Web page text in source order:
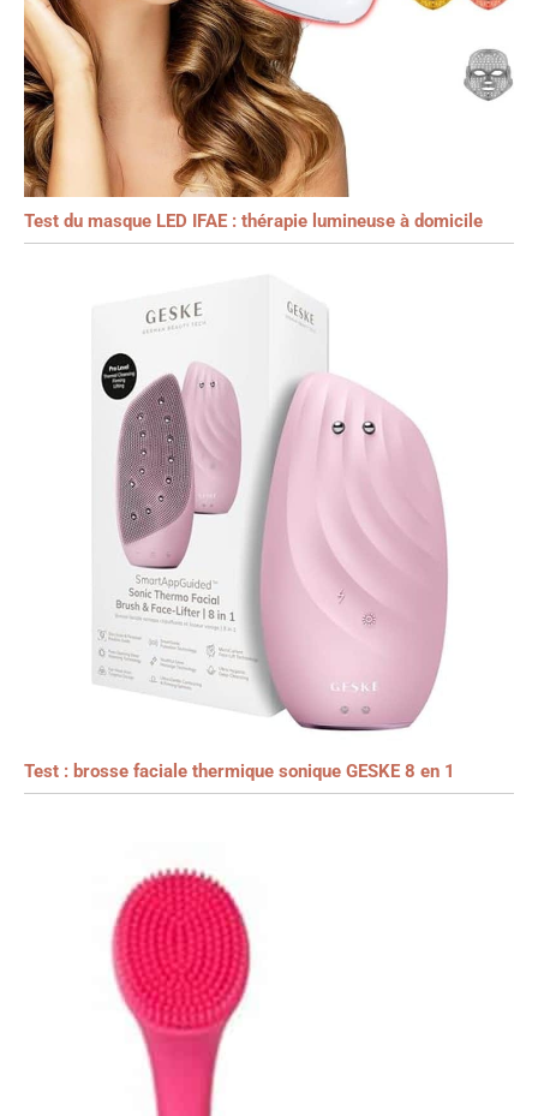
Test du masque LED IFAE : thérapie lumineuse à domicile
Test : brosse faciale thermique sonique GESKE 8 en 1